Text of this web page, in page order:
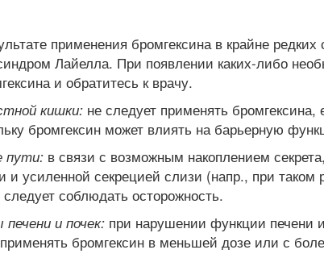
применения бромгексина в крайне
Лайелла. При появлении каких-либо
и обратитесь к врачу.
кишки: не следует применять
бромгексин может влиять на барьерную
пути: в связи с возможным накоплением
и усиленной секрецией слизи (напр., при
соблюдать осторожность.
и почек: при нарушении функции печени
бромгексин в меньшей дозе или с